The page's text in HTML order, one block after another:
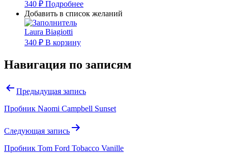
340 ₽ Подробнее
Добавить в список желаний
Laura Biagiotti
340 ₽ В корзину
Навигация по записям
Предыдущая запись
Пробник Naomi Campbell Sunset
Следующая запись
Пробник Tom Ford Tobacco Vanille